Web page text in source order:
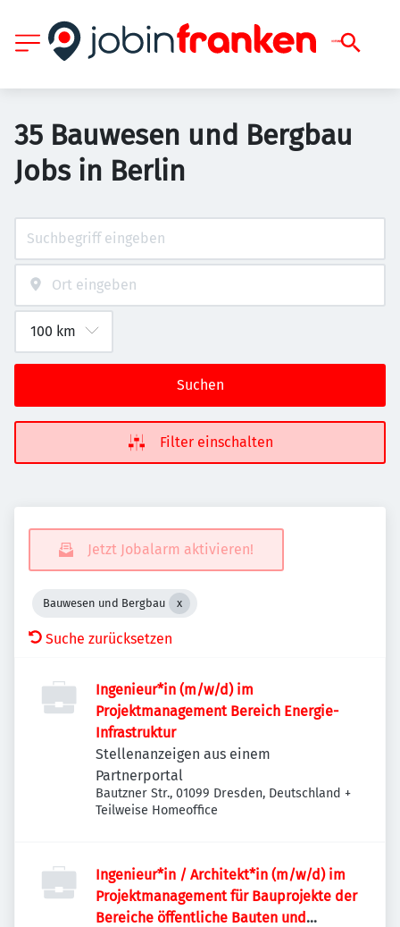
35 Bauwesen und Bergbau
Jobs in Berlin
Suchen
Filter einschalten
Jetzt Jobalarm aktivieren!
Bauwesen und Bergbau
Suche zurücksetzen
Ingenieur*in (m/w/d) im
Projektmanagement Bereich Energie-
Infrastruktur
Stellenanzeigen aus einem
Partnerportal
Bautzner Str., 01099 Dresden, Deutschland +
Teilweise Homeoffice
Ingenieur*in / Architekt*in (m/w/d) im
Projektmanagement für Bauprojekte der
Bereiche öffentliche Bauten und